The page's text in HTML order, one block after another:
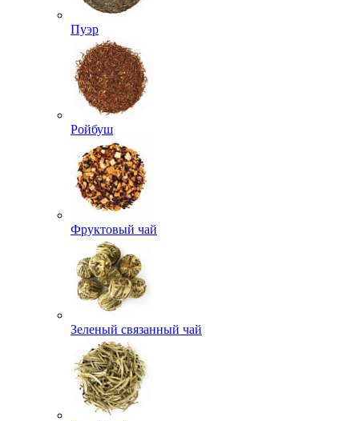
Пуэр
Ройбуш
Фруктовый чай
Зеленый связанный чай